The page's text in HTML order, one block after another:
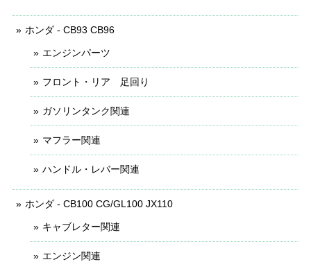
ホンダ - CB93 CB96
エンジンパーツ
フロント・リア 足回り
ガソリンタンク関連
マフラー関連
ハンドル・レバー関連
ホンダ - CB100 CG/GL100 JX110
キャブレター関連
エンジン関連